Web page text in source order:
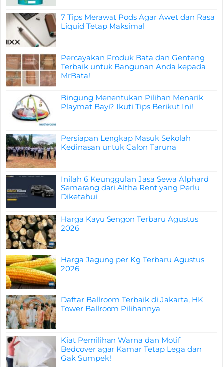
7 Tips Merawat Pods Agar Awet dan Rasa
Liquid Tetap Maksimal
Percayakan Produk Bata dan Genteng
Terbaik untuk Bangunan Anda kepada
MrBata!
Bingung Menentukan Pilihan Menarik
Playmat Bayi? Ikuti Tips Berikut Ini!
Persiapan Lengkap Masuk Sekolah
Kedinasan untuk Calon Taruna
Inilah 6 Keunggulan Jasa Sewa Alphard
Semarang dari Altha Rent yang Perlu
Diketahui
Harga Kayu Sengon Terbaru Agustus
2026
Harga Jagung per Kg Terbaru Agustus
2026
Daftar Ballroom Terbaik di Jakarta, HK
Tower Ballroom Pilihannya
Kiat Pemilihan Warna dan Motif
Bedcover agar Kamar Tetap Lega dan
Gak Sumpek!